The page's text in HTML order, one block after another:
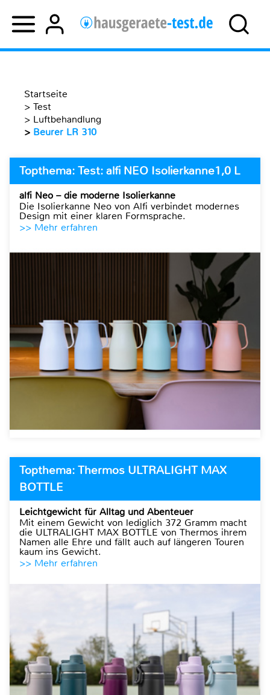
Startseite
> Test
> Luftbehandlung
> Beurer LR 310
Topthema: Test: alfi NEO Isolierkanne1,0 L
alfi Neo – die moderne Isolierkanne
Die Isolierkanne Neo von Alfi verbindet modernes
Design mit einer klaren Formsprache.
>> Mehr erfahren
Topthema: Thermos ULTRALIGHT MAX
BOTTLE
Leichtgewicht für Alltag und Abenteuer
Mit einem Gewicht von lediglich 372 Gramm macht
die ULTRALIGHT MAX BOTTLE von Thermos ihrem
Namen alle Ehre und fällt auch auf längeren Touren
kaum ins Gewicht.
>> Mehr erfahren